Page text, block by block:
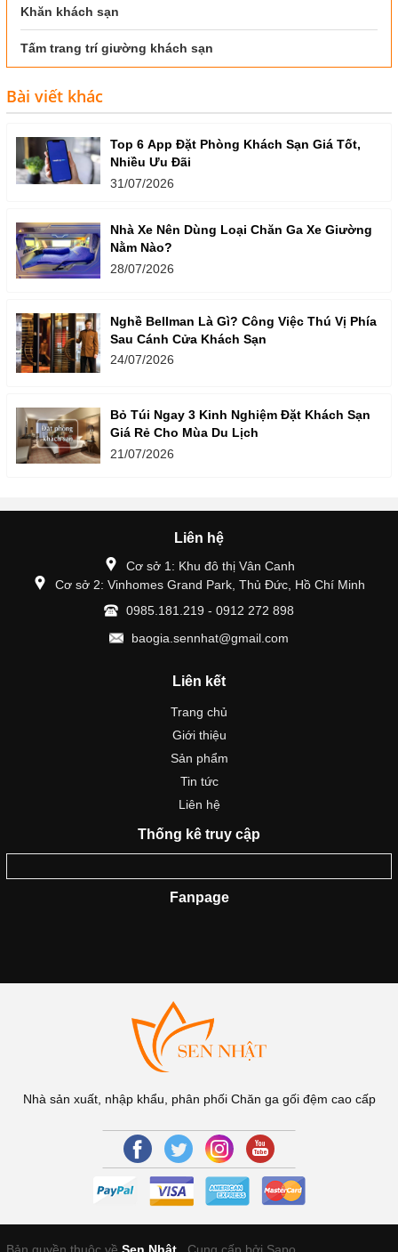
Khăn khách sạn
Tấm trang trí giường khách sạn
Bài viết khác
Top 6 App Đặt Phòng Khách Sạn Giá Tốt,
Nhiều Ưu Đãi
31/07/2026
Nhà Xe Nên Dùng Loại Chăn Ga Xe Giường
Nằm Nào?
28/07/2026
Nghề Bellman Là Gì? Công Việc Thú Vị Phía
Sau Cánh Cửa Khách Sạn
24/07/2026
Bỏ Túi Ngay 3 Kinh Nghiệm Đặt Khách Sạn
Giá Rẻ Cho Mùa Du Lịch
21/07/2026
Liên hệ
Cơ sở 1: Khu đô thị Vân Canh
Cơ sở 2: Vinhomes Grand Park, Thủ Đức, Hồ Chí Minh
0985.181.219 - 0912 272 898
baogia.sennhat@gmail.com
Liên kết
Trang chủ
Giới thiệu
Sản phẩm
Tin tức
Liên hệ
Thống kê truy cập
Fanpage
Nhà sản xuất, nhập khẩu, phân phối Chăn ga gối đệm cao cấp
Bản quyền thuộc về Sen Nhật Cung cấp bởi Sapo